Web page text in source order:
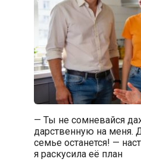
— Ты не сомневайся
дарственную на меня.
семье останется! —
я раскусила её план